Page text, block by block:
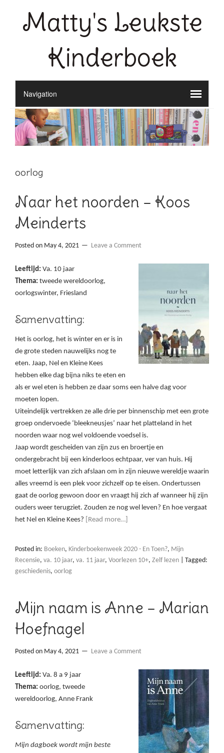
Matty's Leukste
Kinderboek
oorlog
Naar het noorden – Koos
Meinderts
Posted on May 4, 2021 Leave a Comment
Leeftijd: Va. 10 jaar
Thema: tweede wereldoorlog,
oorlogswinter, Friesland
Samenvatting:
Het is oorlog, het is winter en er is in
de grote steden nauwelijks nog te
eten. Jaap, Nel en Kleine Kees
hebben elke dag bijna niks te eten en
als er wel eten is hebben ze daar soms een halve dag voor
moeten lopen.
Uiteindelijk vertrekken ze alle drie per binnenschip met een grote
groep ondervoede ‘bleekneusjes’ naar het platteland in het
noorden waar nog wel voldoende voedsel is.
Jaap wordt gescheiden van zijn zus en broertje en
ondergebracht bij een kinderloos echtpaar, ver van huis. Hij
moet letterlijk van zich afslaan om in zijn nieuwe wereldje waarin
alles vreemd is een plek voor zichzelf op te eisen. Ondertussen
gaat de oorlog gewoon door en vraagt hij zich af wanneer hij zijn
ouders weer terugziet. Zouden ze nog wel leven? En hoe vergaat
het Nel en Kleine Kees?
[Read more…]
Posted in: Boeken, Kinderboekenweek 2020 - En Toen?, Mijn
Recensie, va. 10 jaar, va. 11 jaar, Voorlezen 10+, Zelf lezen
Tagged:
geschiedenis, oorlog
Mijn naam is Anne – Marian
Hoefnagel
Posted on May 4, 2021 Leave a Comment
Leeftijd: Va. 8 a 9 jaar
Thema: oorlog, tweede
wereldoorlog, Anne Frank
Samenvatting:
Mijn dagboek wordt mijn beste